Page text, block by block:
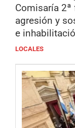
Comisaría
agresión y
e
LOCALES